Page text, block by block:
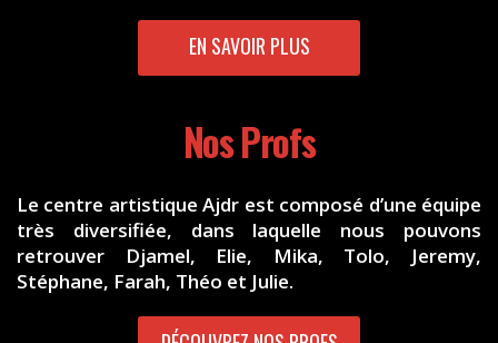
EN SAVOIR PLUS
Nos Profs
Le centre artistique Ajdr est composé d’une équipe
très diversifiée, dans laquelle nous pouvons
retrouver Djamel, Elie, Mika, Tolo, Jeremy,
Stéphane, Farah, Théo et Julie.